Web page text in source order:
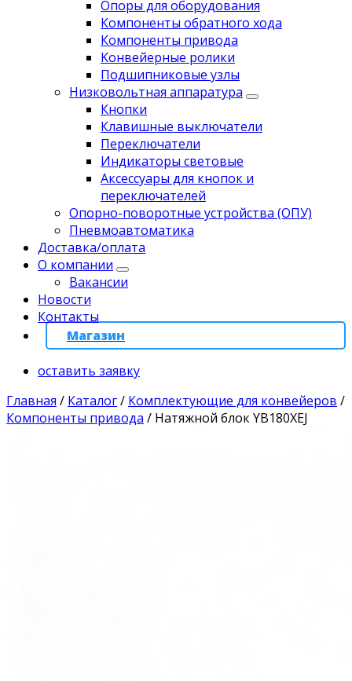
Опоры для оборудования
Компоненты обратного хода
Компоненты привода
Koнвейерныe pолики
Подшипниковые узлы
Низковольтная аппаратура
Кнопки
Клавишные выключатели
Переключатели
Индикаторы световые
Аксессуары для кнопок и
переключателей
Опорно-поворотные устройства (ОПУ)
Пневмоавтоматика
Доставка/оплата
О компании
Вакансии
Новости
Контакты
Магазин
оставить заявку
Главная / Каталог/ Комплектующие для конвейеров /
Компоненты привода / Натяжной блок YB180XEJ